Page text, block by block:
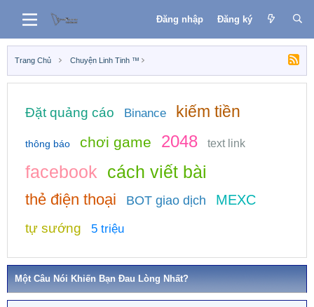
Đăng nhập Đăng ký
Trang Chủ Chuyện Linh Tinh ™
Đặt quảng cáo Binance kiếm tiền
thông báo chơi game 2048 text link
facebook cách viết bài
thẻ điện thoại BOT giao dịch MEXC
tự sướng 5 triệu
Một Câu Nói Khiến Bạn Đau Lòng Nhất?